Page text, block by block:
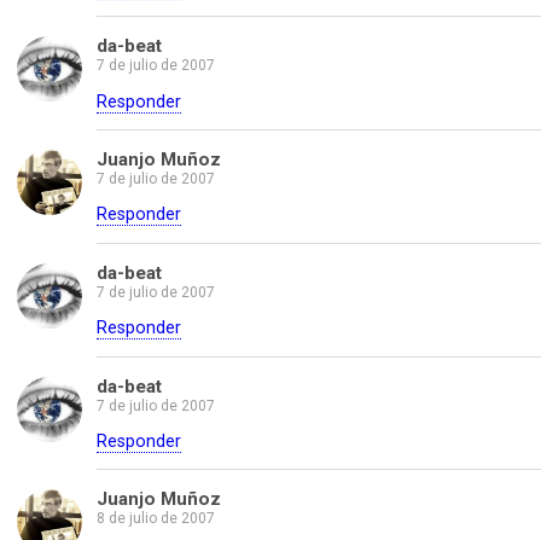
da-beat
7 de julio de 2007
Responder
Juanjo Muñoz
7 de julio de 2007
Responder
da-beat
7 de julio de 2007
Responder
da-beat
7 de julio de 2007
Responder
Juanjo Muñoz
8 de julio de 2007